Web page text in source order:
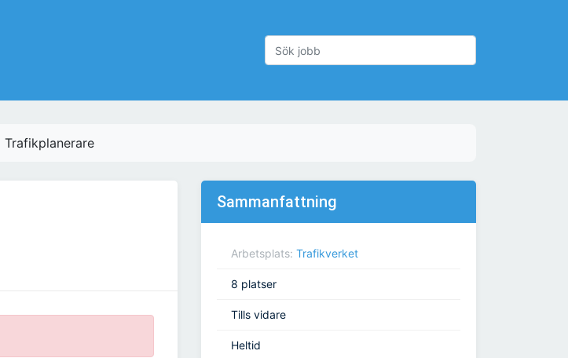
Trafikplanerare
Sammanfattning
Arbetsplats: Trafikverket
8 platser
Tills vidare
Heltid